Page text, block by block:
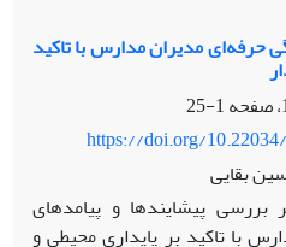
حرفه‌ای مدیران مدارس با تاکید
1-25
https://doi.org/
بقایی
پیشایندها و پیامدهای
با تاکید بر پایداری محیطی و